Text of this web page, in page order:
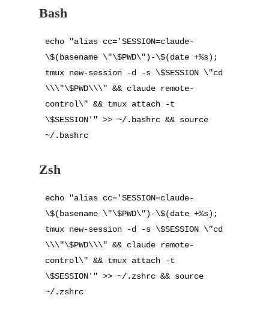
Bash
echo "alias cc='SESSION=claude-
\$(basename \"\$PWD\")-\$(date +%s);
tmux new-session -d -s \$SESSION \"cd
\\\"\$PWD\\\" && claude remote-
control\" && tmux attach -t
\$SESSION'" >> ~/.bashrc && source
~/.bashrc
Zsh
echo "alias cc='SESSION=claude-
\$(basename \"\$PWD\")-\$(date +%s);
tmux new-session -d -s \$SESSION \"cd
\\\"\$PWD\\\" && claude remote-
control\" && tmux attach -t
\$SESSION'" >> ~/.zshrc && source
~/.zshrc